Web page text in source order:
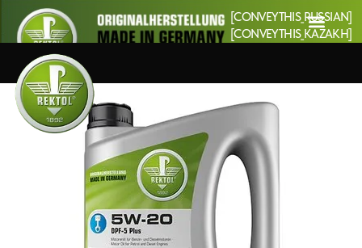
[CONVEYTHIS_RUSSIAN]
[CONVEYTHIS_KAZAKH]